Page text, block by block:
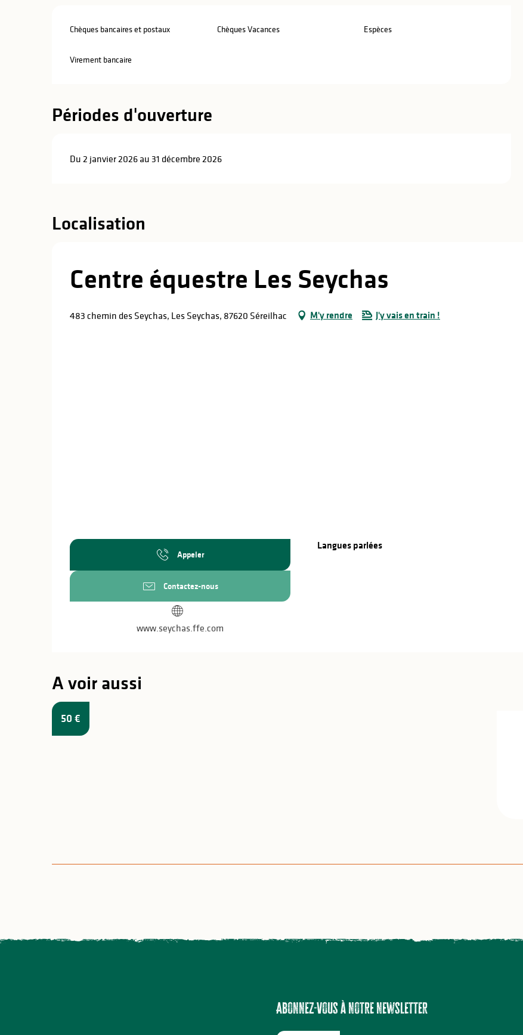
Chèques bancaires et postaux Chèques Vacances Espèces
Virement bancaire
Périodes d'ouverture
Du 2 janvier 2026 au 31 décembre 2026
Localisation
Centre équestre Les Seychas
483 chemin des Seychas, Les Seychas, 87620 Séreilhac M'y rendre J'y vais en train !
Appeler
Contactez-nous
www.seychas.ffe.com
Langues parlées
Langues parlées
A voir aussi
50 €
Abonnez-vous à notre newsletter